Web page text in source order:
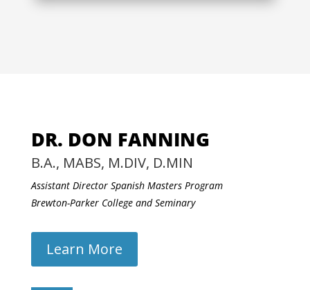
DR. DON FANNING
B.A., MABS, M.DIV, D.MIN
Assistant Director Spanish Masters Program
Brewton-Parker College and Seminary
Learn More